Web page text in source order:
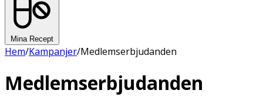
Mina Recept
Hem/Kampanjer/Medlemserbjudanden
Medlemserbjudanden